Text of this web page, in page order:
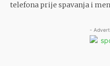
telefona prije spavanja i
-